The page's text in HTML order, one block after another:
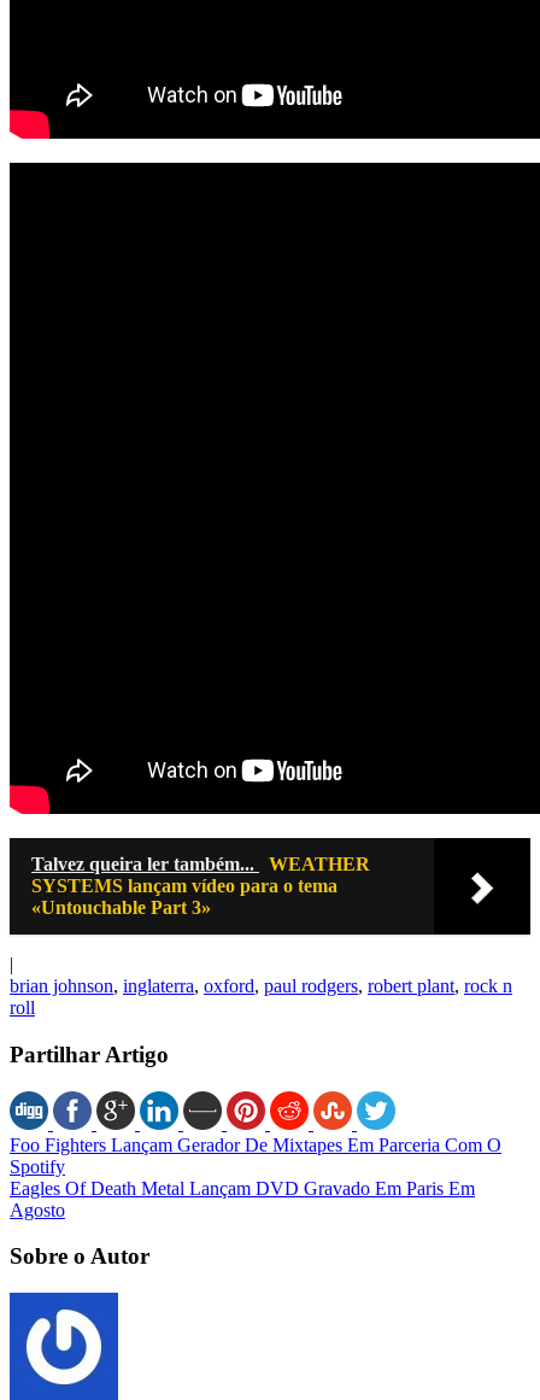
Talvez queira ler também...
WEATHER
SYSTEMS lançam vídeo para o tema
«Untouchable Part 3»
|
brian johnson, inglaterra, oxford, paul rodgers, robert plant, rock n
roll
Partilhar Artigo
Foo Fighters Lançam Gerador De Mixtapes Em Parceria Com O
Spotify
Eagles Of Death Metal Lançam DVD Gravado Em Paris Em
Agosto
Sobre o Autor